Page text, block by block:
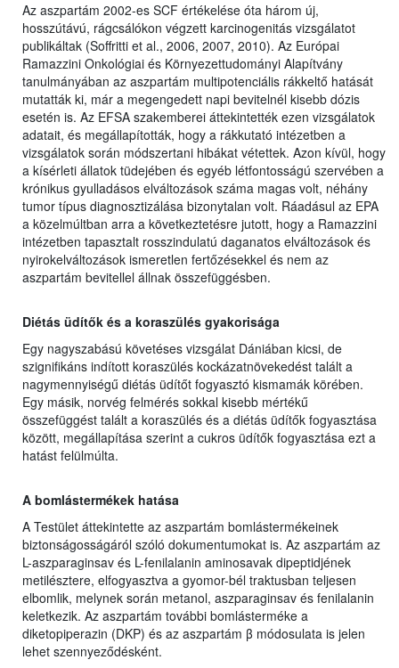
Az aszpartám 2002-es SCF értékelése óta három új,
hosszútávú, rágcsálókon végzett karcinogenitás vizsgálatot
publikáltak (Soffritti et al., 2006, 2007, 2010). Az Európai
Ramazzini Onkológiai és Környezettudományi Alapítvány
tanulmányában az aszpartám multipotenciális rákkeltő hatását
mutatták ki, már a megengedett napi bevitelnél kisebb dózis
esetén is. Az EFSA szakemberei áttekintették ezen vizsgálatok
adatait, és megállapították, hogy a rákkutató intézetben a
vizsgálatok során módszertani hibákat vétettek. Azon kívül, hogy
a kísérleti állatok tüdejében és egyéb létfontosságú szervében a
krónikus gyulladásos elváltozások száma magas volt, néhány
tumor típus diagnosztizálása bizonytalan volt. Ráadásul az EPA
a közelmúltban arra a következtetésre jutott, hogy a Ramazzini
intézetben tapasztalt rosszindulatú daganatos elváltozások és
nyirokelváltozások ismeretlen fertőzésekkel és nem az
aszpartám bevitellel állnak összefüggésben.
Diétás üdítők és a koraszülés gyakorisága
Egy nagyszabású követéses vizsgálat Dániában kicsi, de
szignifikáns indított koraszülés kockázatnövekedést talált a
nagymennyiségű diétás üdítőt fogyasztó kismamák körében.
Egy másik, norvég felmérés sokkal kisebb mértékű
összefüggést talált a koraszülés és a diétás üdítők fogyasztása
között, megállapítása szerint a cukros üdítők fogyasztása ezt a
hatást felülmúlta.
A bomlástermékek hatása
A Testület áttekintette az aszpartám bomlástermékeinek
biztonságosságáról szóló dokumentumokat is. Az aszpartám az
L-aszparaginsav és L-fenilalanin aminosavak dipeptidjének
metilésztere, elfogyasztva a gyomor-bél traktusban teljesen
elbomlik, melynek során metanol, aszparaginsav és fenilalanin
keletkezik. Az aszpartám további bomlásterméke a
diketopiperazin (DKP) és az aszpartám β módosulata is jelen
lehet szennyeződésként.